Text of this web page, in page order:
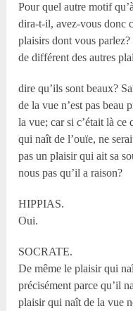
Pour quel autre motif
dira-t-il, avez-vous donc
plaisirs dont vous
de différent des autres
dire qu’ils sont beaux?
de la vue n’est pas beau
la vue; car si c’était là ce
qui naît de l’ouïe, ne
pas un plaisir qui ait sa
nous pas qu’il a raison?
HIPPIAS.
Oui.
SOCRATE.
De même le plaisir qui
précisément parce qu’il
plaisir qui naît de la vue